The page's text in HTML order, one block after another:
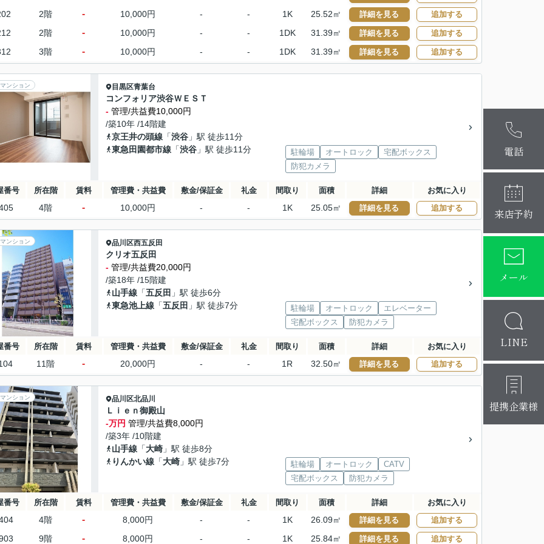
電話
麻布十番本
大阪梅田店
来店予約
メール
LINE
提携企業様
2階 - 10,000円 - - 1K 25.52㎡ 詳細を見る 追加する
2階 - 10,000円 - - 1DK 31.39㎡ 詳細を見る 追加する
3階 - 10,000円 - - 1DK 31.39㎡ 詳細を見る 追加する
ンション 目黒区青葉台
コンフォリア渋谷ＷＥＳＴ
- 管理/共益費10,000円
/築10年 /14階建
京王井の頭線 「渋谷 」駅 徒歩11分
東急田園都市線 「渋谷 」駅 徒歩11分 駐輪場 オートロック
宅配ボックス
防犯カメラ
番号 所在階 賃料 管理費・共益費 敷金/保証金 礼金 間取り 面積 詳細 お気に入り
4階 - 10,000円 - - 1K 25.05㎡ 詳細を見る 追加する
ンション 品川区西五反田
クリオ五反田
- 管理/共益費20,000円
/築18年 /15階建
山手線 「五反田 」駅 徒歩6分
東急池上線 「五反田 」駅 徒歩7分 駐輪場 オートロック
エレベーター
宅配ボックス
防犯カメラ
番号 所在階 賃料 管理費・共益費 敷金/保証金 礼金 間取り 面積 詳細 お気に入り
11階 - 20,000円 - - 1R 32.50㎡ 詳細を見る 追加する
ンション 品川区北品川
Ｌｉｅｎ御殿山
-万円 管理/共益費8,000円
/築3年 /10階建
山手線 「大崎 」駅 徒歩8分
りんかい線 「大崎 」駅 徒歩7分 駐輪場 オートロック
CATV
宅配ボックス
防犯カメラ
番号 所在階 賃料 管理費・共益費 敷金/保証金 礼金 間取り 面積 詳細 お気に入り
4階 - 8,000円 - - 1K 26.09㎡ 詳細を見る 追加する
9階 - 8,000円 - - 1K 25.84㎡ 詳細を見る 追加する